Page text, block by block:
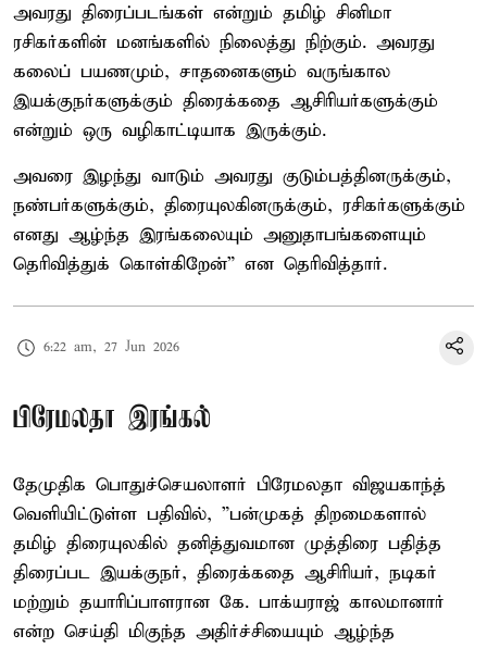
அவரது திரைப்படங்கள் என்றும் தமிழ் சினிமா
ரசிகர்களின் மனங்களில் நிலைத்து நிற்கும். அவரது
கலைப் பயணமும், சாதனைகளும் வருங்கால
இயக்குநர்களுக்கும் திரைக்கதை ஆசிரியர்களுக்கும்
என்றும் ஒரு வழிகாட்டியாக இருக்கும்.
அவரை இழந்து வாடும் அவரது குடும்பத்தினருக்கும்,
நண்பர்களுக்கும், திரையுலகினருக்கும், ரசிகர்களுக்கும்
எனது ஆழ்ந்த இரங்கலையும் அனுதாபங்களையும்
தெரிவித்துக் கொள்கிறேன்” என தெரிவித்தார்.
6:22 am, 27 Jun 2026
பிரேமலதா இரங்கல்
தேமுதிக பொதுச்செயலாளர் பிரேமலதா விஜயகாந்த்
வெளியிட்டுள்ள பதிவில், ”பன்முகத் திறமைகளால்
தமிழ் திரையுலகில் தனித்துவமான முத்திரை பதித்த
திரைப்பட இயக்குநர், திரைக்கதை ஆசிரியர், நடிகர்
மற்றும் தயாரிப்பாளரான கே. பாக்யராஜ் காலமானார்
என்ற செய்தி மிகுந்த அதிர்ச்சியையும் ஆழ்ந்த